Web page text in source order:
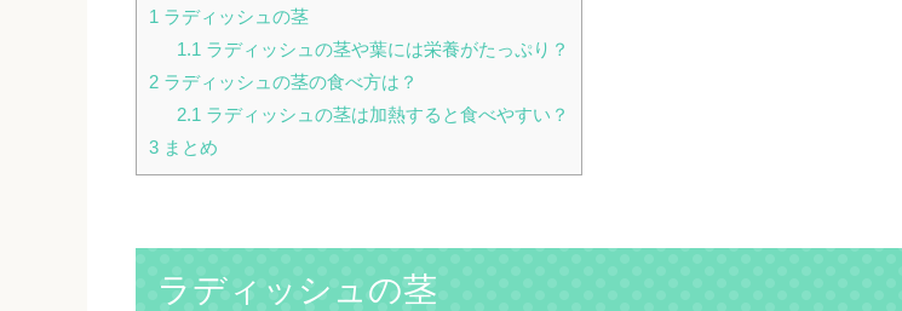
1 ラディッシュの茎
1.1 ラディッシュの茎や葉には栄養がたっぷり？
2 ラディッシュの茎の食べ方は？
2.1 ラディッシュの茎は加熱すると食べやすい？
3 まとめ
ラディッシュの茎